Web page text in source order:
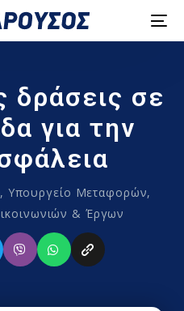
δράσεις σε
για την
, Υπουργείο Μεταφορών,
& Έργων